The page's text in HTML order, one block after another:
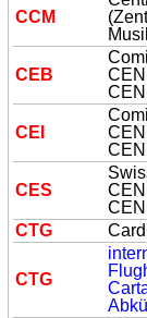
CCM
CEB
CEI
CES
CTG
CTG